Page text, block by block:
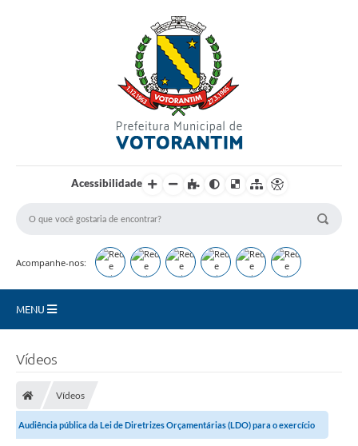
Acessibilidade
Acompanhe-nos:
MENU
Vagas PAT
Vídeos
Vídeos
Audiência pública da Lei de Diretrizes Orçamentárias (LDO) para o exercício